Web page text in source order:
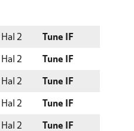
Hal 2 Tune IF
Hal 2 Tune IF
Hal 2 Tune IF
Hal 2 Tune IF
Hal 2 Tune IF